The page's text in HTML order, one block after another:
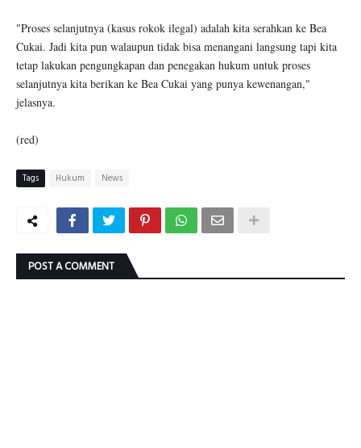
"Proses selanjutnya (kasus rokok ilegal) adalah kita serahkan ke Bea
Cukai. Jadi kita pun walaupun tidak bisa menangani langsung tapi kita
tetap lakukan pengungkapan dan penegakan hukum untuk proses
selanjutnya kita berikan ke Bea Cukai yang punya kewenangan,"
jelasnya.
(red)
Tags Hukum News
POST A COMMENT